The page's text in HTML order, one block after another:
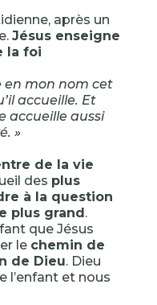
après un
Jésus enseigne
la foi
en mon nom cet
accueille. Et
accueille aussi
»
de la vie
des plus
à la question
plus grand.
que Jésus
le chemin de
de Dieu. Dieu
l’enfant et nous